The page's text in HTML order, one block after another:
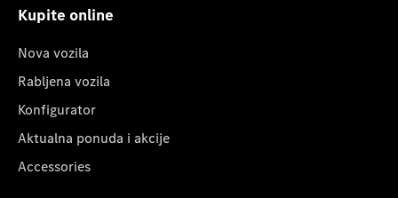
Kupite online
Nova vozila
Rabljena vozila
Konfigurator
Aktualna ponuda i akcije
Accessories